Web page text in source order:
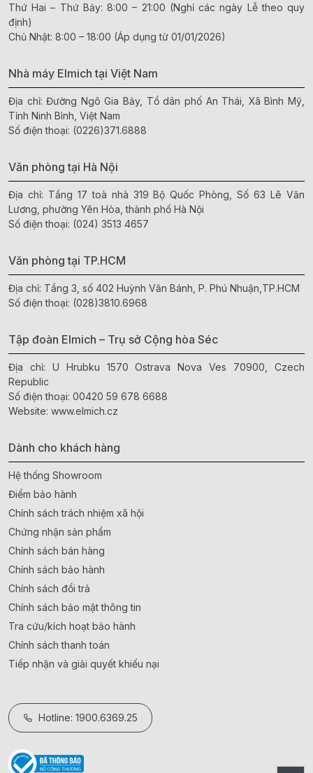
Thứ Hai – Thứ Bảy: 8:00 – 21:00 (Nghỉ các ngày Lễ theo quy
định)
Chủ Nhật: 8:00 – 18:00 (Áp dụng từ 01/01/2026)
Nhà máy Elmich tại Việt Nam
Địa chỉ: Đường Ngô Gia Bảy, Tổ dân phố An Thái, Xã Bình Mỹ,
Tỉnh Ninh Bình, Việt Nam
Số điện thoại: (0226)371.6888
Văn phòng tại Hà Nội
Địa chỉ: Tầng 17 toà nhà 319 Bộ Quốc Phòng, Số 63 Lê Văn
Lương, phường Yên Hòa, thành phố Hà Nội
Số điện thoại: (024) 3513 4657
Văn phòng tại TP.HCM
Địa chỉ: Tầng 3, số 402 Huỳnh Văn Bánh, P. Phú Nhuận,TP.HCM
Số điện thoại: (028)3810.6968
Tập đoàn Elmich – Trụ sở Cộng hòa Séc
Địa chỉ: U Hrubku 1570 Ostrava Nova Ves 70900, Czech
Republic
Số điện thoại: 00420 59 678 6688
Website: www.elmich.cz
Dành cho khách hàng
Hệ thống Showroom
Điểm bảo hành
Chính sách trách nhiệm xã hội
Chứng nhận sản phẩm
Chính sách bán hàng
Chính sách bảo hành
Chính sách đổi trả
Chính sách bảo mật thông tin
Tra cứu/kích hoạt bảo hành
Chính sách thanh toán
Tiếp nhận và giải quyết khiếu nại
Hotline: 1900.6369.25